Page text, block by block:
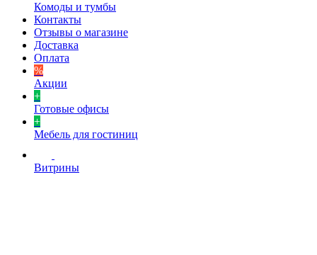
Комоды и тумбы
Контакты
Отзывы о магазине
Доставка
Оплата
%
Акции
+
Готовые офисы
+
Мебель для гостиниц
Витрины